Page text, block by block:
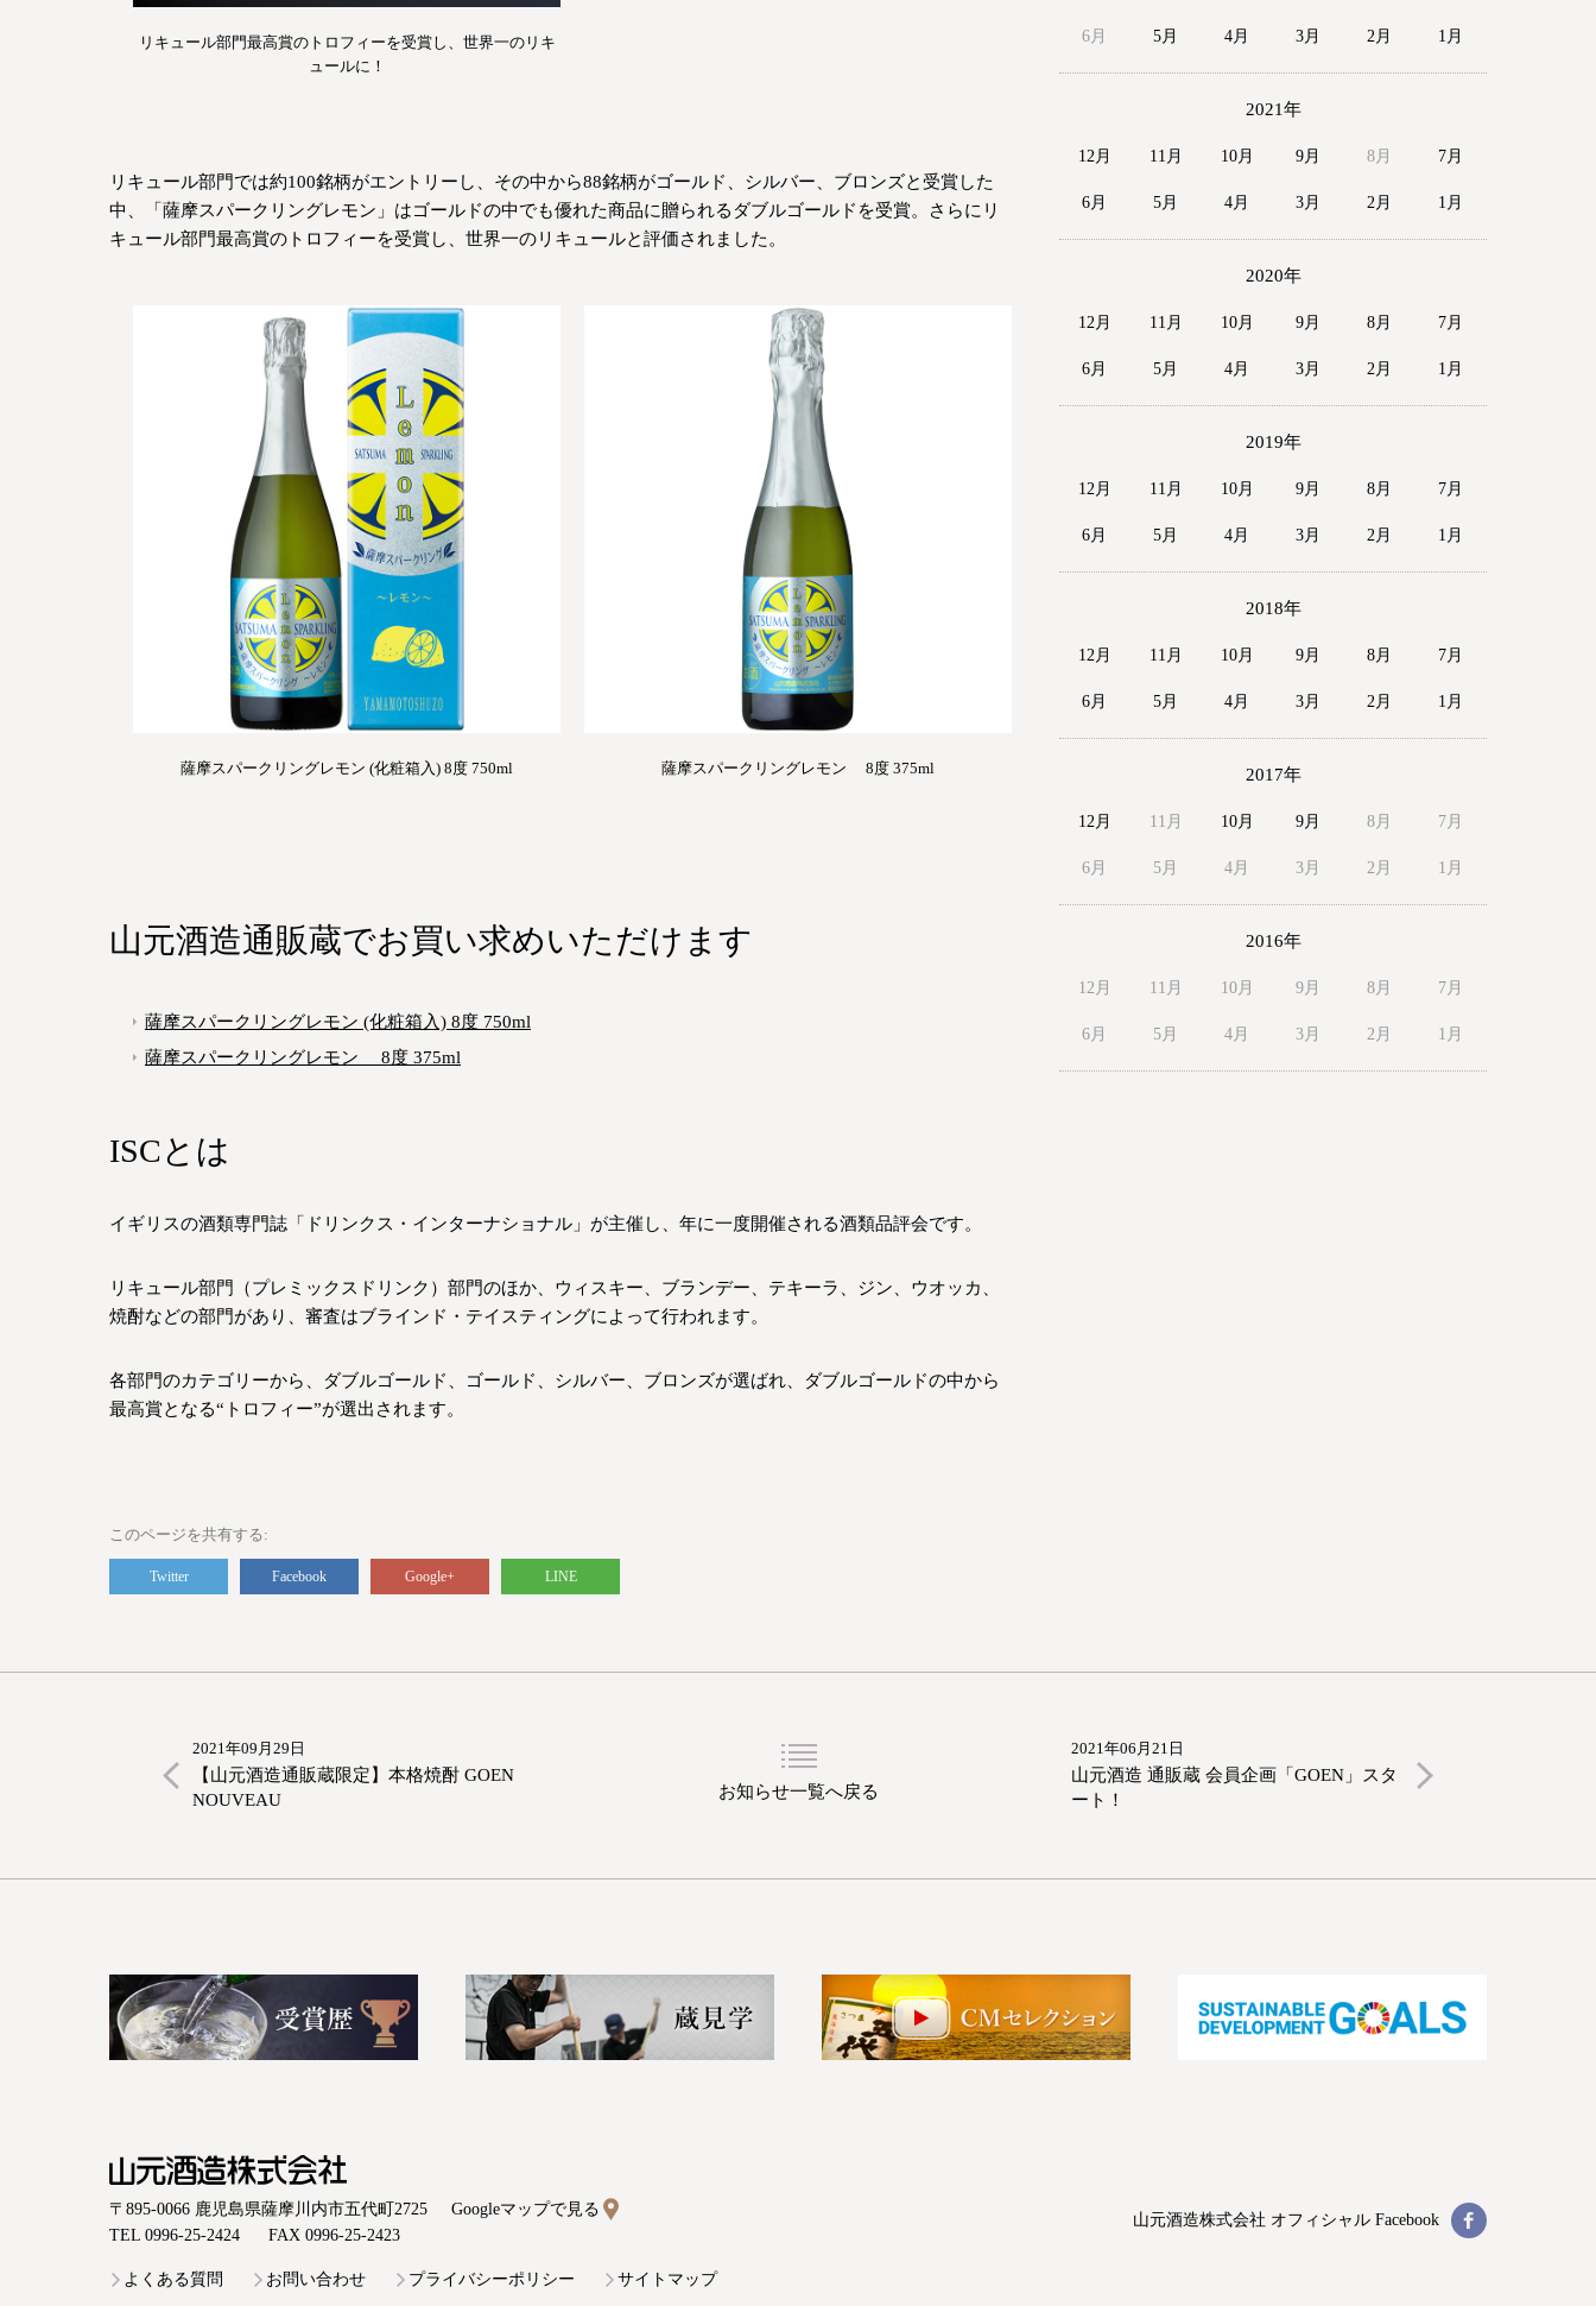
リキュール部門最高賞のトロフィーを受賞し、世界一のリキ
ュールに！
リキュール部門では約100銘柄がエントリーし、その中から88銘柄がゴールド、シルバー、ブロンズと受賞した
中、「薩摩スパークリングレモン」はゴールドの中でも優れた商品に贈られるダブルゴールドを受賞。さらにリ
キュール部門最高賞のトロフィーを受賞し、世界一のリキュールと評価されました。
薩摩スパークリングレモン (化粧箱入) 8度 750ml 薩摩スパークリングレモン 8度 375ml
山元酒造通販蔵でお買い求めいただけます
薩摩スパークリングレモン (化粧箱入) 8度 750ml
薩摩スパークリングレモン 8度 375ml
ISCとは
イギリスの酒類専門誌「ドリンクス・インターナショナル」が主催し、年に一度開催される酒類品評会です。
リキュール部門（プレミックスドリンク）部門のほか、ウィスキー、ブランデー、テキーラ、ジン、ウオッカ、
焼酎などの部門があり、審査はブラインド・テイスティングによって行われます。
各部門のカテゴリーから、ダブルゴールド、ゴールド、シルバー、ブロンズが選ばれ、ダブルゴールドの中から
最高賞となる“トロフィー”が選出されます。
このページを共有する
Twitter Facebook Google+ LINE
6月 5月 4月 3月 2月 1月
2021年
12月 11月 10月 9月 8月 7月
6月 5月 4月 3月 2月 1月
2020年
12月 11月 10月 9月 8月 7月
6月 5月 4月 3月 2月 1月
2019年
12月 11月 10月 9月 8月 7月
6月 5月 4月 3月 2月 1月
2018年
12月 11月 10月 9月 8月 7月
6月 5月 4月 3月 2月 1月
2017年
12月 11月 10月 9月 8月 7月
6月 5月 4月 3月 2月 1月
2016年
12月 11月 10月 9月 8月 7月
6月 5月 4月 3月 2月 1月
2021年09月29日
【山元酒造通販蔵限定】本格焼酎 GOEN
NOUVEAU
2021年06月21日
山元酒造 通販蔵 会員企画「GOEN」スタ
ート！
お知らせ一覧へ戻る
山元酒造株式会社
〒895-0066 鹿児島県薩摩川内市五代町2725
Googleマップで見る
TEL 0996-25-2424
FAX 0996-25-2423
よくある質問 お問い合わせ プライバシーポリシー サイトマップ
山元酒造株式会社 オフィシャル Facebook